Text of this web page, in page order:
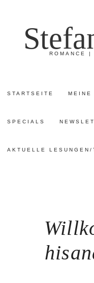
ROMANCE |
STARTSEITE MEINE
SPECIALS
AKTUELLE LESUNGEN/